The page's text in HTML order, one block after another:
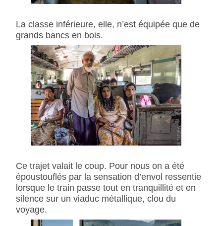
La classe inférieure, elle, n’est équipée que de
grands bancs en bois.
Ce trajet valait le coup. Pour nous on a été
époustouflés par la sensation d’envol ressentie
lorsque le train passe tout en tranquillité et en
silence sur un viaduc métallique, clou du
voyage.